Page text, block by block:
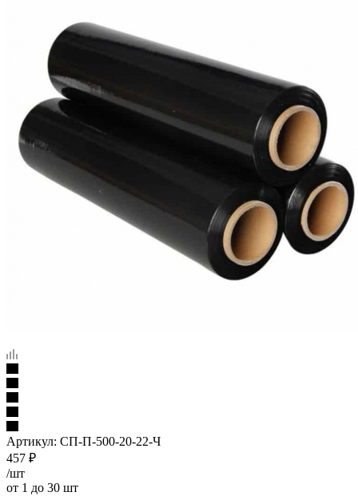
Артикул: СП-П-500-20-22-Ч
457 ₽
/шт
от 1 до 30 шт